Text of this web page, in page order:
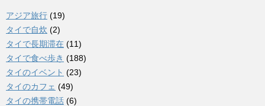
アジア旅行 (19)
タイで自炊 (2)
タイで長期滞在 (11)
タイで食べ歩き (188)
タイのイベント (23)
タイのカフェ (49)
タイの携帯電話 (6)